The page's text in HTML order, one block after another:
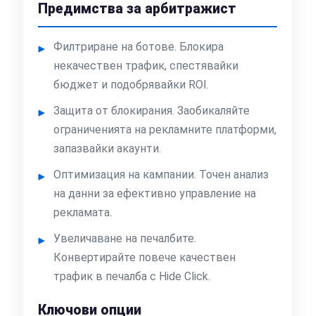
Предимства за арбитражист
Филтриране на ботове. Блокира
некачествен трафик, спестявайки
бюджет и подобрявайки ROI.
Защита от блокирания. Заобикаляйте
ограниченията на рекламните платформи,
запазвайки акаунти.
Оптимизация на кампании. Точен анализ
на данни за ефективно управление на
рекламата.
Увеличаване на печалбите.
Конвертирайте повече качествен
трафик в печалба с Hide Click.
Ключови опции